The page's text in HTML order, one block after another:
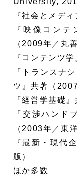
『社会とメデ
『映像コン
（2009年／丸善
『コンテンツ
『トランスナ
ツ』共著（
『経営学基礎
『交渉ハンド
（2003年／東
『最新・現代
版）
ほか多数